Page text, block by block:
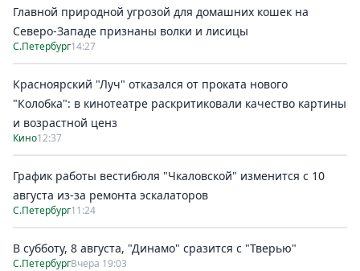
Главной природной угрозой для домашних кошек на
Северо-Западе признаны волки и лисицы
С.Петербург14:27
Красноярский "Луч" отказался от проката нового
"Колобка": в кинотеатре раскритиковали качество картины
и возрастной ценз
Кино12:37
График работы вестибюля "Чкаловской" изменится с 10
августа из-за ремонта эскалаторов
С.Петербург11:24
В субботу, 8 августа, "Динамо" сразится с "Тверью"
С.ПетербургВчера 19:03